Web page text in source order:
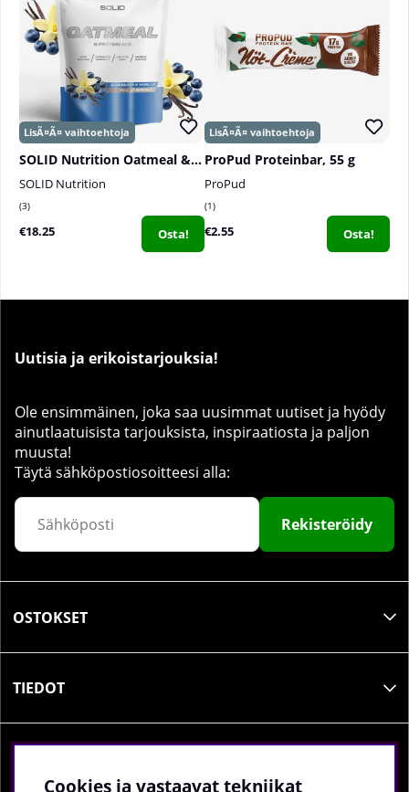
SOLID Nutrition Oatmeal & Protein Mix, 750 g
SOLID Nutrition
3
€18.25 Osta!
ProPud Proteinbar, 55 g
ProPud
1
€2.55 Osta!
Uutisia ja erikoistarjouksia!
Ole ensimmäinen, joka saa uusimmat uutiset ja hyödy
ainutlaatuisista tarjouksista, inspiraatiosta ja paljon
muusta!
Täytä sähköpostiosoitteesi alla:
Rekisteröidy
OSTOKSET
TIEDOT
Cookies ja vastaavat tekniikat